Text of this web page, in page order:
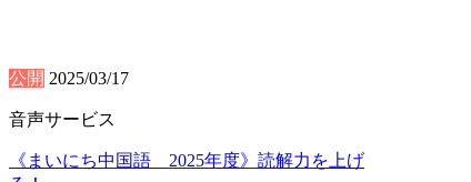
公開 2025/03/17
音声サービス
《まいにち中国語 2025年度》読解力を上げ